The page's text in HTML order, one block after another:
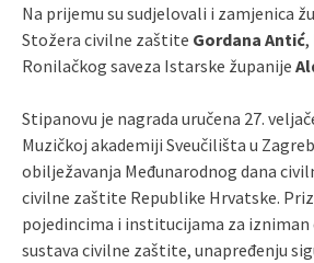
Na prijemu su sudjelovali i zamjenica
Stožera civilne zaštite Gordana Antić,
Ronilačkog saveza Istarske županije
Stipanovu je nagrada uručena 27.
Muzičkoj akademiji Sveučilišta u
obilježavanja Međunarodnog dana
civilne zaštite Republike Hrvatske.
pojedincima i institucijama za izniman
sustava civilne zaštite, unapređenju